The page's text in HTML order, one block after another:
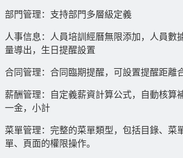
部門管理：支持部門多層級定義
人事信息：人員培訓經曆無限添加，人員數
量導出，生日提醒設置
合同管理：合同臨期提醒，可設置提醒距離
薪酬管理：自定義薪資計算公式，自動核算
一金，小計
菜單管理：完整的菜單類型，包括目錄、菜
單、頁面的權限操作。